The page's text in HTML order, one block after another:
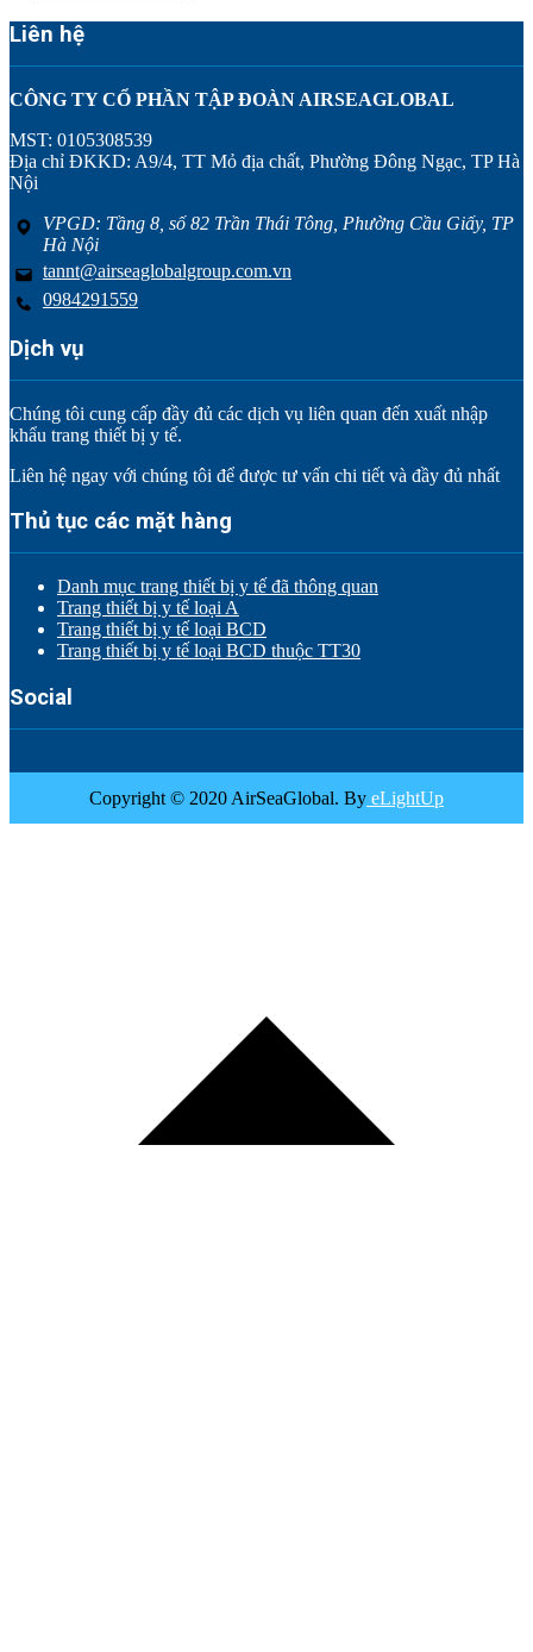
Liên hệ
CÔNG TY CỔ PHẦN TẬP ĐOÀN AIRSEAGLOBAL
MST: 0105308539
Địa chỉ ĐKKD: A9/4, TT Mỏ địa chất, Phường Đông Ngạc, TP Hà
Nội
VPGD: Tầng 8, số 82 Trần Thái Tông, Phường Cầu Giấy, TP
Hà Nội
tannt@airseaglobalgroup.com.vn
0984291559
Dịch vụ
Chúng tôi cung cấp đầy đủ các dịch vụ liên quan đến xuất nhập
khẩu trang thiết bị y tế.
Liên hệ ngay với chúng tôi để được tư vấn chi tiết và đầy đủ nhất
Thủ tục các mặt hàng
Danh mục trang thiết bị y tế đã thông quan
Trang thiết bị y tế loại A
Trang thiết bị y tế loại BCD
Trang thiết bị y tế loại BCD thuộc TT30
Social
Copyright © 2020 AirSeaGlobal. By eLightUp